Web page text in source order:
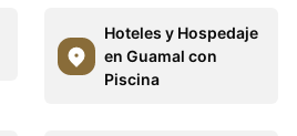
Hoteles y Hospedaje
en Guamal con
Piscina